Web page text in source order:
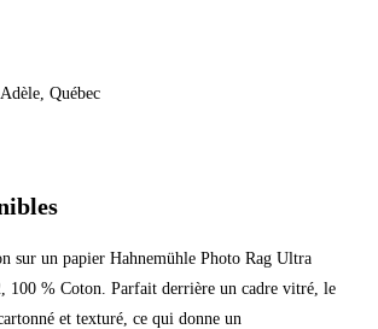
Québec
sur un papier Hahnemühle Photo Rag Ultra
100 % Coton. Parfait derrière un cadre vitré, le
et texturé, ce qui donne un